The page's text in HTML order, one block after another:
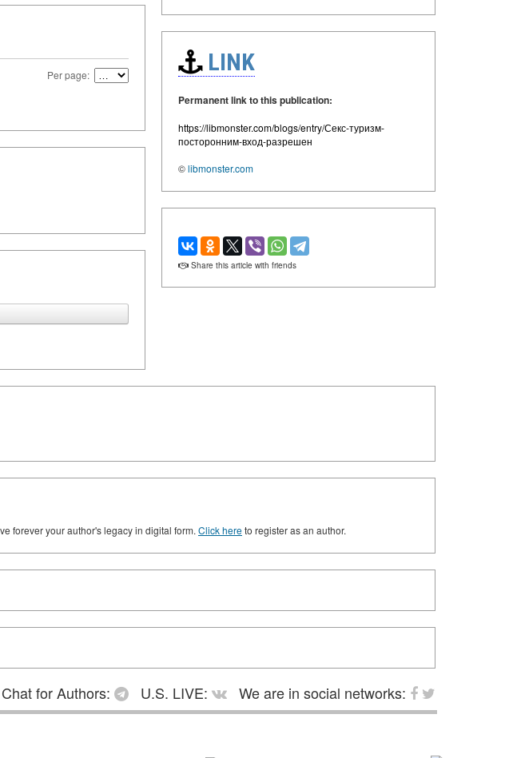
Per page: LINK
Permanent link to this publication:
https://libmonster.com/blogs/entry/Секс-туризм-
посторонним-вход-разрешен
©libmonster.com
Share this article with friends
forever your author's legacy in digital form. Click hereto register as an author.
Chat for Authors: U.S. LIVE:
We are in social networks: